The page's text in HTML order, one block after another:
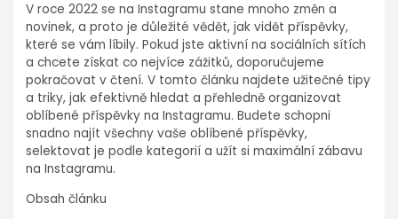
V roce 2022 se na Instagramu stane mnoho změn a
novinek, a proto je důležité vědět, jak vidět příspěvky,
které se vám líbily. Pokud jste aktivní na sociálních sítích
a chcete získat co nejvíce zážitků, doporučujeme
pokračovat v čtení. V tomto článku najdete užitečné tipy
a triky, jak efektivně hledat a přehledně organizovat
oblíbené příspěvky na Instagramu. Budete schopni
snadno najít všechny vaše oblíbené příspěvky,
selektovat je podle kategorií a užít si maximální zábavu
na Instagramu.
Obsah článku